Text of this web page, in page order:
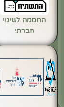
החממה לשינוי
חברתי